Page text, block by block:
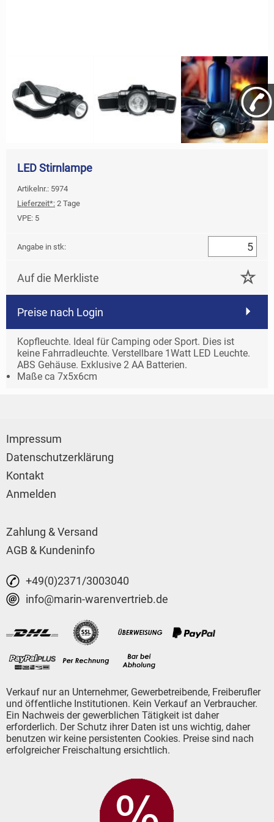
LED Stirnlampe
Artikelnr.: 5974
Lieferzeit*: 2 Tage
VPE: 5
Angabe in stk:
Auf die Merkliste
Preise nach Login
Kopfleuchte. Ideal für Camping oder Sport. Dies ist
keine Fahrradleuchte. Verstellbare 1Watt LED Leuchte.
ABS Gehäuse. Exklusive 2 AA Batterien.
Maße ca 7x5x6cm
Impressum
Datenschutzerklärung
Kontakt
Anmelden
Zahlung & Versand
AGB & Kundeninfo
+49(0)2371/3003040
info@marin-warenvertrieb.de
Verkauf nur an Unternehmer, Gewerbetreibende, Freiberufler
und öffentliche Institutionen. Kein Verkauf an Verbraucher.
Ein Nachweis der gewerblichen Tätigkeit ist daher
erforderlich. Der Schutz ihrer Daten ist uns wichtig, daher
benutzen wir keine persistenten Cookies. Preise sind nach
erfolgreicher Freischaltung ersichtlich.